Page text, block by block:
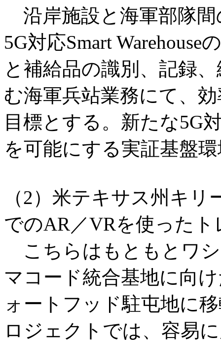
沿岸施設と海軍部隊
5G対応Smart
と補給品の識別、記録
む海軍兵站業務にて、
目標とする。新たな5G
を可能にする実証基盤
（2）米テキサス州キ
でのAR／VRを使った
こちらはもともとワ
マコード統合基地に向
ォートフッド駐屯地に
ロジェクトでは、容易